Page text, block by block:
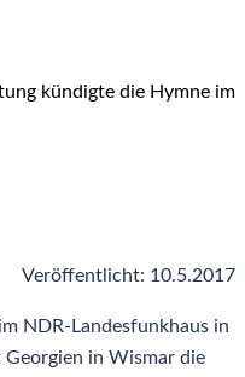
kündigte die Hymne im
Veröffentlicht: 10.5.2017
NDR-Landesfunkhaus in
in Wismar die